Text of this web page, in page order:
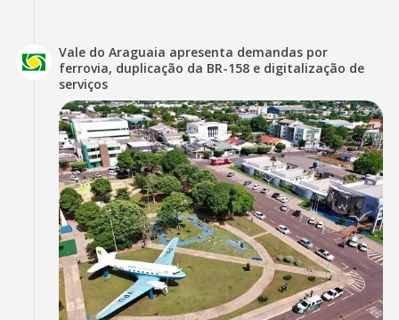
Vale do Araguaia apresenta demandas por
ferrovia, duplicação da BR-158 e digitalização de
serviços